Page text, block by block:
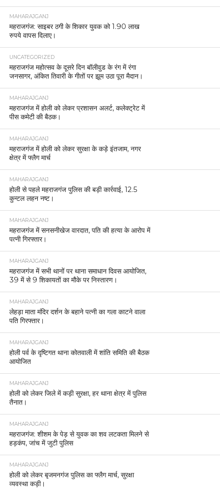
MAHARAJGANJ
महराजगंज: साइबर ठगी के शिकार युवक को 1.90 लाख
रुपये वापस दिलाए।
UNCATEGORIZED
महराजगंज महोत्सव के दूसरे दिन बॉलीवुड के रंग में रंगा
जनसागर, अंकित तिवारी के गीतों पर झूम उठा पूरा मैदान।
MAHARAJGANJ
महराजगंज में होली को लेकर प्रशासन अलर्ट, कलेक्ट्रेट में
पीस कमेटी की बैठक।
MAHARAJGANJ
महराजगंज में होली को लेकर सुरक्षा के कड़े इंतजाम, नगर
क्षेत्र में फ्लैग मार्च
MAHARAJGANJ
होली से पहले महराजगंज पुलिस की बड़ी कार्रवाई, 12.5
कुन्टल लहन नष्ट।
MAHARAJGANJ
महराजगंज में सनसनीखेज वारदात, पति की हत्या के आरोप में
पत्नी गिरफ्तार।
MAHARAJGANJ
महराजगंज में सभी थानों पर थाना समाधान दिवस आयोजित,
39 में से 9 शिकायतों का मौके पर निस्तारण।
MAHARAJGANJ
लेहड़ा माता मंदिर दर्शन के बहाने पत्नी का गला काटने वाला
पति गिरफ्तार।
MAHARAJGANJ
होली पर्व के दृष्टिगत थाना कोतवाली में शांति समिति की बैठक
आयोजित
MAHARAJGANJ
होली को लेकर जिले में कड़ी सुरक्षा, हर थाना क्षेत्र में पुलिस
तैनात।
MAHARAJGANJ
महराजगंज: शीशम के पेड़ से युवक का शव लटकता मिलने से
हड़कंप, जांच में जुटी पुलिस
MAHARAJGANJ
होली को लेकर बृजमनगंज पुलिस का फ्लैग मार्च, सुरक्षा
व्यवस्था कड़ी।